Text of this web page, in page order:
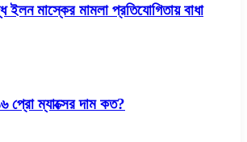
মাস্কের মামলা প্রতিযোগিতায় বাধা
প্রো ম্যাক্সের দাম কত?